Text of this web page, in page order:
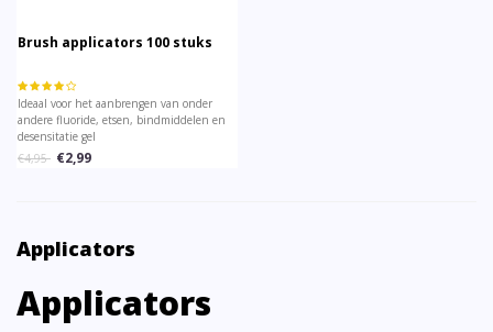
Brush applicators 100 stuks
Ideaal voor het aanbrengen van onder
andere fluoride, etsen, bindmiddelen en
desensitatie gel
€4,95
€2,99
Applicators
Applicators